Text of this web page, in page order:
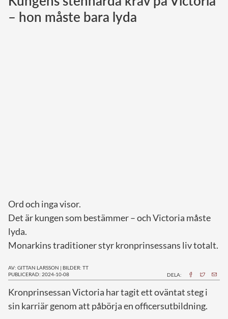
Norska kungahuset
– hon måste bara lyda
Ord och inga visor.
Det är kungen som bestämmer – och Victoria måste
lyda.
Monarkins traditioner styr kronprinsessans liv totalt.
AV: GITTAN LARSSON | BILDER: TT
PUBLICERAD: 2024-10-08
DELA:
Kronprinsessan Victoria har tagit ett oväntat steg i
sin karriär genom att påbörja en officersutbildning.